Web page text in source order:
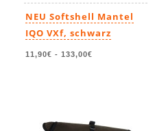
NEU Softshell Mantel
IQO VXf, schwarz
11,90€ - 133,00€